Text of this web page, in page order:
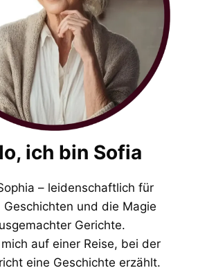
ich bin Sofia
– leidenschaftlich für
Geschichten und die Magie
Gerichte.
auf einer Reise, bei der
eine Geschichte erzählt.